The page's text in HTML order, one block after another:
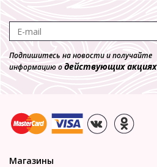
Подпишитесь на новости и получайте
информацию одействующих акциях
Магазины